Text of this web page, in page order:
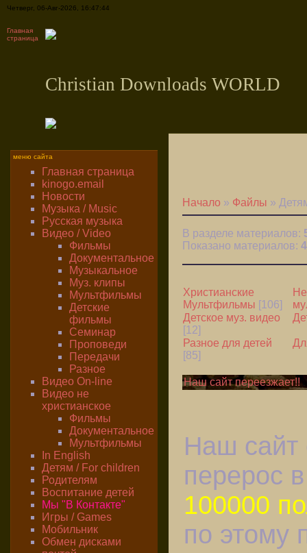
Четверг, 06-Авг-2026, 16:47:44
Главная
страница
Christian Downloads WORLD
меню сайта
Главная страница
kinogo.email
Новости
Музыка / Music
Русская музыка
Видео / Video
Фильмы
Документальное
Музыкальное
Муз. клипы
Мультфильмы
Детские
фильмы
Семинар
Проповеди
Передачи
Разное
Видео On-line
Видео не
христианское
Фильмы
Документальное
Мультфильмы
In English
Детям / For children
Родителям
Воспитание детей
Мы "В Контакте"
Игры / Games
Мобильник
Обмен дисками
Начало » Файлы »
В разделе материалов:
Показано материалов:
Христианские
Мультфильмы [106]
Детское муз. видео
[12]
Разное для детей
[85]
Наш сайт переезжает!!
Наш сайт
перерос
100000
по этому